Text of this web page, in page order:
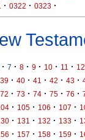
· 0322 · 0323 ·
· 7 · 8 · 9 · 10 · 11 · 12
39 · 40 · 41 · 42 · 43 ·
72 · 73 · 74 · 75 · 76 ·
· 105 · 106 · 107 ·
· 131 · 132 · 133 ·
· 157 · 158 · 159 ·